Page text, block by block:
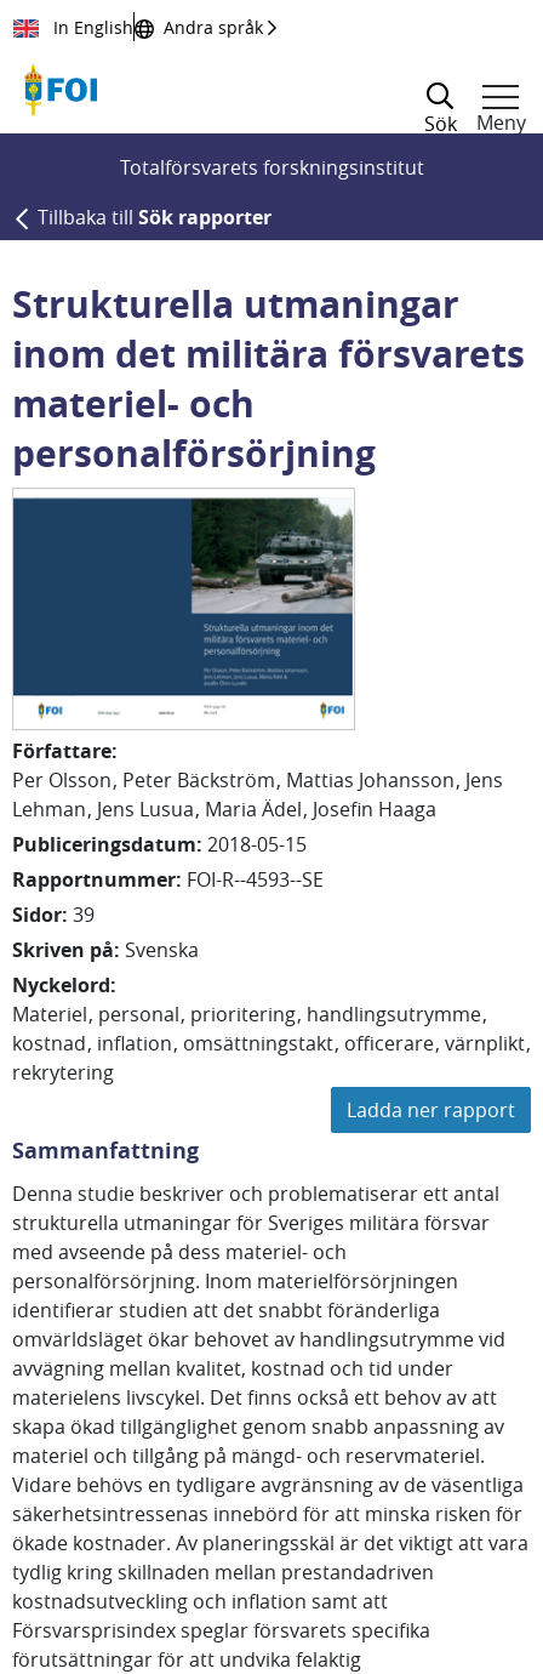
Till innehållet
In English Andra språk
Sök
Meny
Totalförsvarets forskningsinstitut
Tillbaka till Sök rapporter
Strukturella utmaningar
inom det militära försvarets
materiel- och
personalförsörjning
Författare:
Per Olsson Peter Bäckström Mattias Johansson Jens
Lehman Jens Lusua Maria Ädel Josefin Haaga
Publiceringsdatum: 2018-05-15
Rapportnummer: FOI-R--4593--SE
Sidor: 39
Skriven på: Svenska
Nyckelord:
Materiel personal prioritering handlingsutrymme
kostnad inflation omsättningstakt officerare värnplikt
rekrytering
Ladda ner rapport
Sammanfattning
Denna studie beskriver och problematiserar ett antal
strukturella utmaningar för Sveriges militära försvar
med avseende på dess materiel- och
personalförsörjning. Inom materielförsörjningen
identifierar studien att det snabbt föränderliga
omvärldsläget ökar behovet av handlingsutrymme vid
avvägning mellan kvalitet, kostnad och tid under
materielens livscykel. Det finns också ett behov av att
skapa ökad tillgänglighet genom snabb anpassning av
materiel och tillgång på mängd- och reservmateriel.
Vidare behövs en tydligare avgränsning av de väsentliga
säkerhetsintressenas innebörd för att minska risken för
ökade kostnader. Av planeringsskäl är det viktigt att vara
tydlig kring skillnaden mellan prestandadriven
kostnadsutveckling och inflation samt att
Försvarsprisindex speglar försvarets specifika
förutsättningar för att undvika felaktig